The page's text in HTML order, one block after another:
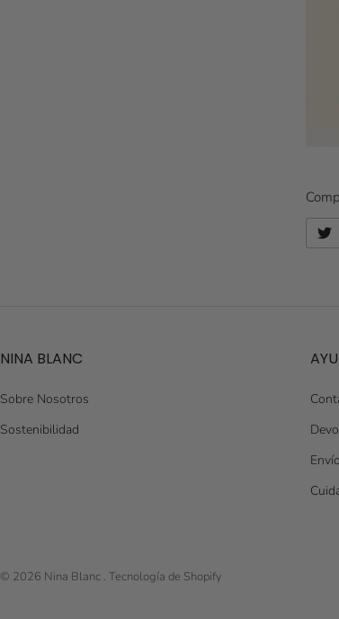
NINA BLANC
Sobre Nosotros
Sostenibilidad
© 2026 Nina Blanc . Tecnología de Shopify